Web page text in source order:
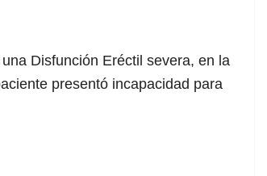
Disfunción Eréctil severa, en la
presentó incapacidad para